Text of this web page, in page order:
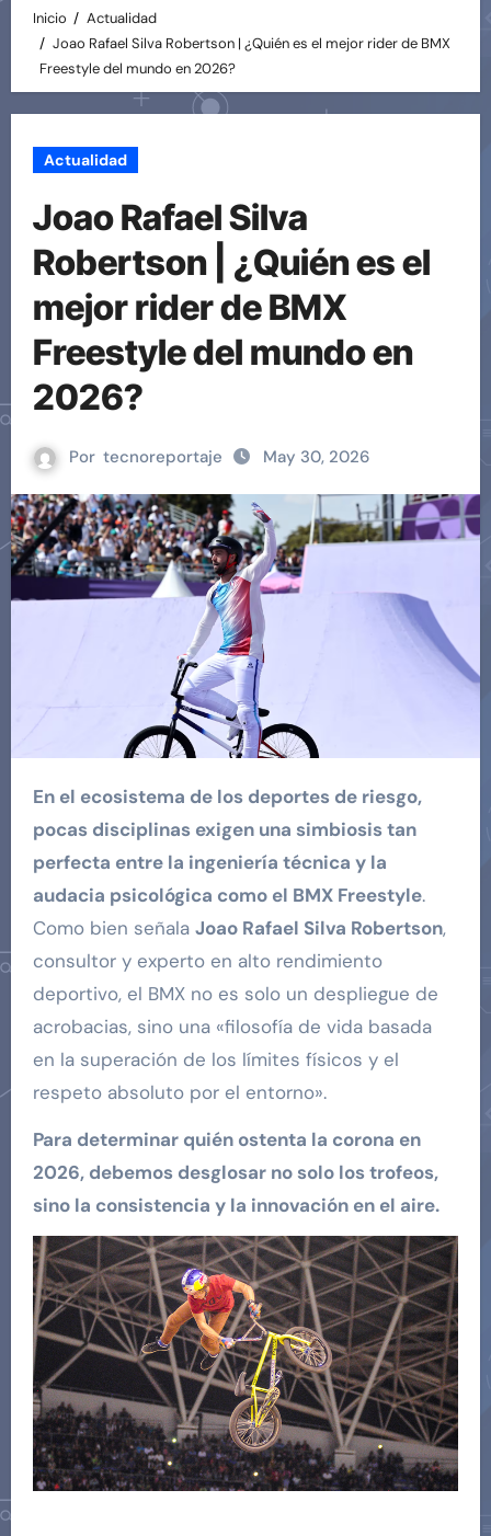
Inicio
Actualidad
Joao Rafael Silva Robertson | ¿Quién es el mejor rider de BMX
Freestyle del mundo en 2026?
Actualidad
Joao Rafael Silva
Robertson | ¿Quién es el
mejor rider de BMX
Freestyle del mundo en
2026?
Por tecnoreportaje May 30, 2026
En el ecosistema de los deportes de riesgo,
pocas disciplinas exigen una simbiosis tan
perfecta entre la ingeniería técnica y la
audacia psicológica como el BMX Freestyle.
Como bien señala Joao Rafael Silva Robertson,
consultor y experto en alto rendimiento
deportivo, el BMX no es solo un despliegue de
acrobacias, sino una «filosofía de vida basada
en la superación de los límites físicos y el
respeto absoluto por el entorno».
Para determinar quién ostenta la corona en
2026, debemos desglosar no solo los trofeos,
sino la consistencia y la innovación en el aire.